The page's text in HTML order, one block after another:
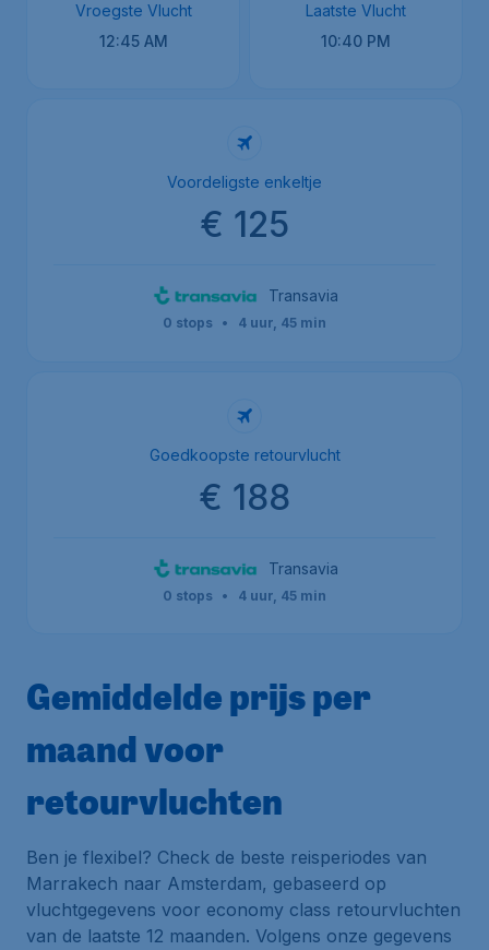
Vroegste Vlucht
12:45 AM
Laatste Vlucht
10:40 PM
Voordeligste enkeltje
€ 125
Transavia
0 stops • 4 uur, 45 min
Goedkoopste retourvlucht
€ 188
Transavia
0 stops • 4 uur, 45 min
Gemiddelde prijs per
maand voor
retourvluchten
Ben je flexibel? Check de beste reisperiodes van
Marrakech naar Amsterdam, gebaseerd op
vluchtgegevens voor economy class retourvluchten
van de laatste 12 maanden. Volgens onze gegevens